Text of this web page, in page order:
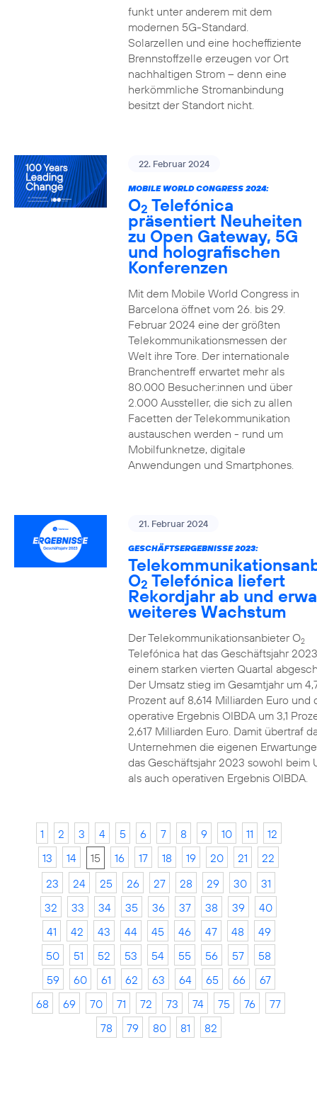
funkt unter anderem mit dem
modernen 5G-Standard.
Solarzellen und eine hocheffiziente
Brennstoffzelle erzeugen vor Ort
nachhaltigen Strom – denn eine
herkömmliche Stromanbindung
besitzt der Standort nicht.
22. Februar 2024
MOBILE WORLD CONGRESS 2024:
O2 Telefónica
präsentiert Neuheiten
zu Open Gateway, 5G
und holografischen
Konferenzen
Mit dem Mobile World Congress in
Barcelona öffnet vom 26. bis 29.
Februar 2024 eine der größten
Telekommunikationsmessen der
Welt ihre Tore. Der internationale
Branchentreff erwartet mehr als
80.000 Besucher:innen und über
2.000 Aussteller, die sich zu allen
Facetten der Telekommunikation
austauschen werden - rund um
Mobilfunknetze, digitale
Anwendungen und Smartphones.
21. Februar 2024
GESCHÄFTSERGEBNISSE 2023:
O2 Telefónica liefert
Rekordjahr ab und
weiteres Wachstum
Der Telekommunikationsanbieter O2
Telefónica hat das Geschäftsjahr
einem starken vierten Quartal
Der Umsatz stieg im Gesamtjahr um
Prozent auf 8,614 Milliarden Euro und
operative Ergebnis OIBDA um 3,1
2,617 Milliarden Euro. Damit übertraf
Unternehmen die eigenen
das Geschäftsjahr 2023 sowohl beim
als auch operativen Ergebnis OIBDA.
1 2 3 4 5 6 7 8 9 10 11
12
13
14 15 16 17 18 19 20 21
22
23
24 25 26 27 28 29 30
31
32
33 34 35 36 37 38 39
40
41
42 43 44 45 46 47 48
49
50
51 52 53 54 55 56 57
58
59
60 61 62 63 64 65 66
67
68
69 70 71 72 73 74 75 76
77
78
79 80 81 82